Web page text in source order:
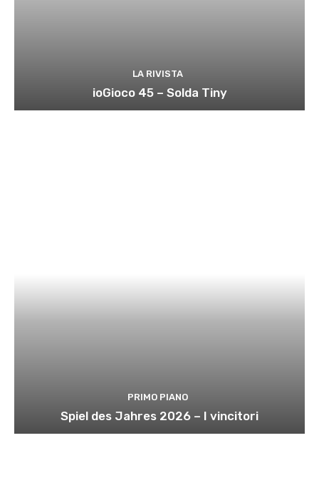
LA RIVISTA
ioGioco 45 – Solda Tiny
PRIMO PIANO
Spiel des Jahres 2026 – I vincitori